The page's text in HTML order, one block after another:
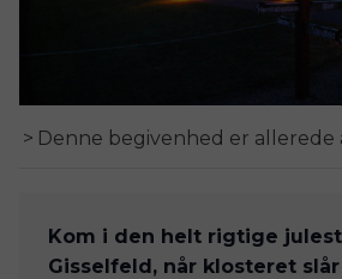
Denne begivenhed er allerede
Kom i den helt rigtige
Gisselfeld, når klosteret